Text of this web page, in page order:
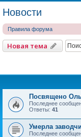
Новости
Правила форума
Новая тема
Посвящено
Последнее
Ответы: 41
Умерла
Последнее